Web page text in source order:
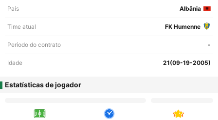
País Albânia
Time atual FK Humenne
Período do contrato -
Idade 21(09-19-2005)
Estatísticas de jogador